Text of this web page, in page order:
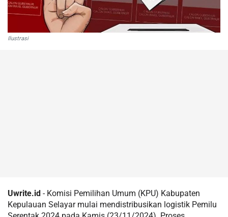
Ilustrasi
Uwrite.id - Komisi Pemilihan Umum (KPU) Kabupaten
Kepulauan Selayar mulai mendistribusikan logistik Pemilu